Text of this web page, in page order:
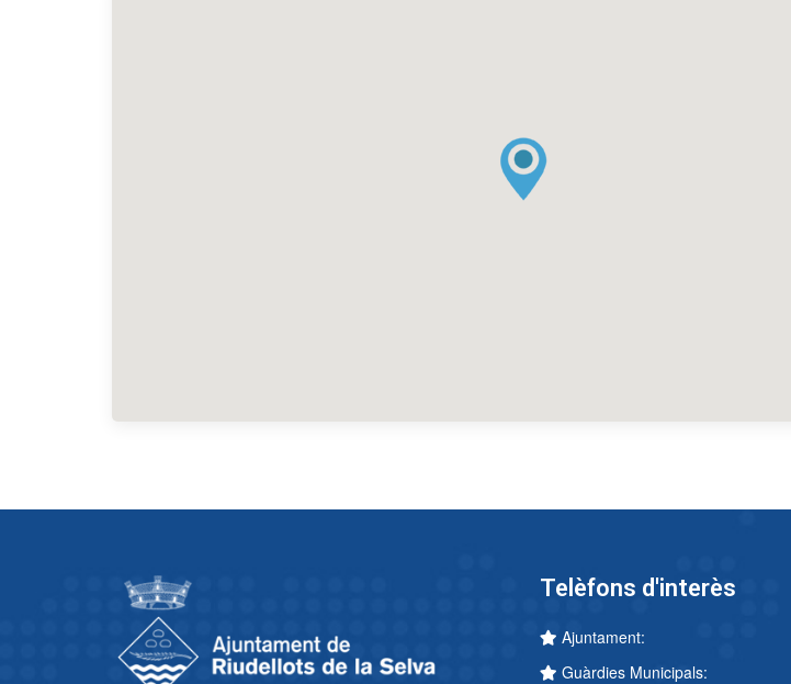
Telèfons d'interès
Ajuntament:
Guàrdies Municipals: